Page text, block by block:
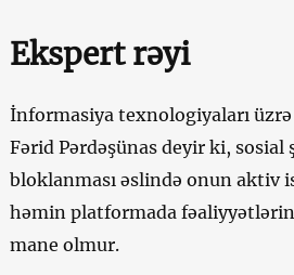
Ekspert rəyi
İnformasiya texnologiyaları
Fərid Pərdəşünas deyir ki, sosial
bloklanması əslində onun aktiv
həmin platformada
mane olmur.